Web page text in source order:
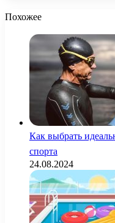
Похожее
Как выбрать
спорта
24.08.2024